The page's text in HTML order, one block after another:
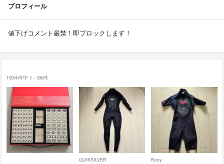
プロフィール
値下げコメント厳禁！即ブロックします！
1934件中 1 - 36件
QUIKSILVER Roxy